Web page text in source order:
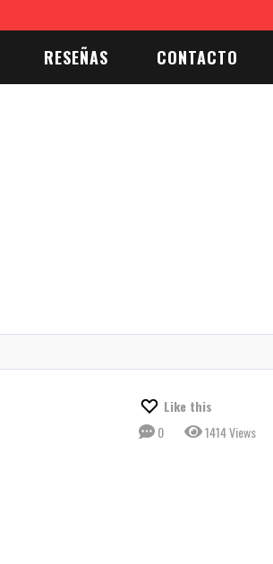
RESEÑAS CONTACTO
Like this
0
1414 Views